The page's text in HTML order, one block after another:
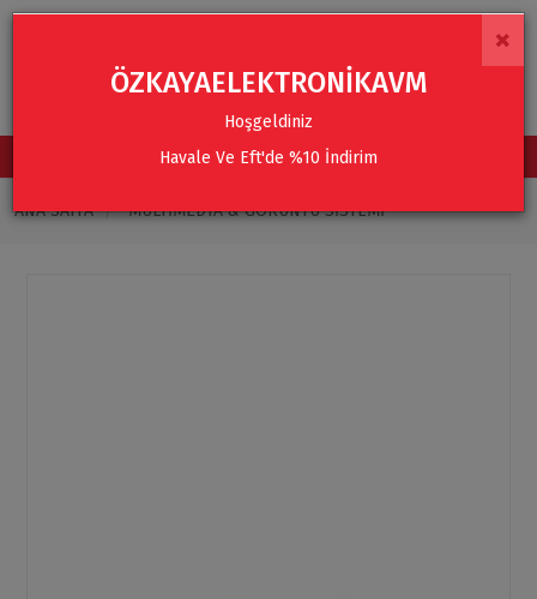
TÜM KATEGORİLER
ANA SAYFA MULTIMEDYA & GÖRÜNTÜ SISTEMI
×
ÖZKAYAELEKTRONİKAVM
Hoşgeldiniz
Havale Ve Eft'de %10 İndirim